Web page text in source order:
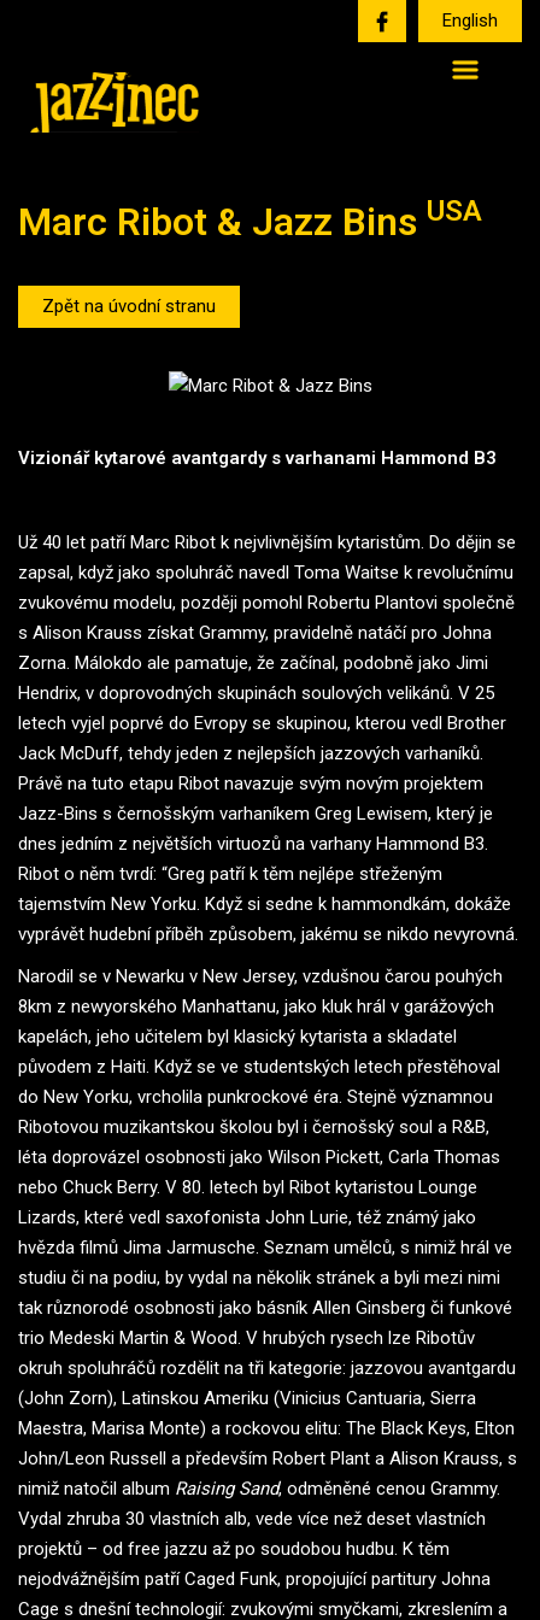
English
Marc Ribot & Jazz Bins USA
Zpět na úvodní stranu
Vizionář kytarové avantgardy s varhanami Hammond B3
Už 40 let patří Marc Ribot k nejvlivnějším kytaristům. Do dějin se
zapsal, když jako spoluhráč navedl Toma Waitse k revolučnímu
zvukovému modelu, později pomohl Robertu Plantovi společně
s Alison Krauss získat Grammy, pravidelně natáčí pro Johna
Zorna. Málokdo ale pamatuje, že začínal, podobně jako Jimi
Hendrix, v doprovodných skupinách soulových velikánů. V 25
letech vyjel poprvé do Evropy se skupinou, kterou vedl Brother
Jack McDuff, tehdy jeden z nejlepších jazzových varhaníků.
Právě na tuto etapu Ribot navazuje svým novým projektem
Jazz-Bins s černošským varhaníkem Greg Lewisem, který je
dnes jedním z největších virtuozů na varhany Hammond B3.
Ribot o něm tvrdí: “Greg patří k těm nejlépe střeženým
tajemstvím New Yorku. Když si sedne k hammondkám, dokáže
vyprávět hudební příběh způsobem, jakému se nikdo nevyrovná.
Narodil se v Newarku v New Jersey, vzdušnou čarou pouhých
8km z newyorského Manhattanu, jako kluk hrál v garážových
kapelách, jeho učitelem byl klasický kytarista a skladatel
původem z Haiti. Když se ve studentských letech přestěhoval
do New Yorku, vrcholila punkrockové éra. Stejně významnou
Ribotovou muzikantskou školou byl i černošský soul a R&B,
léta doprovázel osobnosti jako Wilson Pickett, Carla Thomas
nebo Chuck Berry. V 80. letech byl Ribot kytaristou Lounge
Lizards, které vedl saxofonista John Lurie, též známý jako
hvězda filmů Jima Jarmusche. Seznam umělců, s nimiž hrál ve
studiu či na podiu, by vydal na několik stránek a byli mezi nimi
tak různorodé osobnosti jako básník Allen Ginsberg či funkové
trio Medeski Martin & Wood. V hrubých rysech lze Ribotův
okruh spoluhráčů rozdělit na tři kategorie: jazzovou avantgardu
(John Zorn), Latinskou Ameriku (Vinicius Cantuaria, Sierra
Maestra, Marisa Monte) a rockovou elitu: The Black Keys, Elton
John/Leon Russell a především Robert Plant a Alison Krauss, s
nimiž natočil album Raising Sand, odměněné cenou Grammy.
Vydal zhruba 30 vlastních alb, vede více než deset vlastních
projektů – od free jazzu až po soudobou hudbu. K těm
nejodvážnějším patří Caged Funk, propojující partitury Johna
Cage s dnešní technologií: zvukovými smyčkami, zkreslením a